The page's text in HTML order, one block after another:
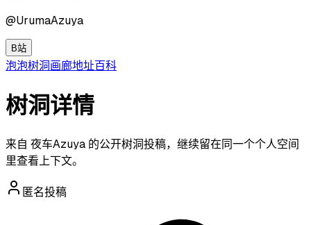
@UrumaAzuya
B站
泡泡树洞画廊地址百科
树洞详情
来自 夜车Azuya 的公开树洞投稿，继续留在同一个个人空间
里查看上下文。
匿名投稿